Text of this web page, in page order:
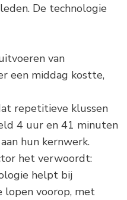
De technologie
van
een middag kostte,
repetitieve klussen
4 uur en 41 minuten
hun kernwerk.
het verwoordt:
helpt bij
lopen voorop, met